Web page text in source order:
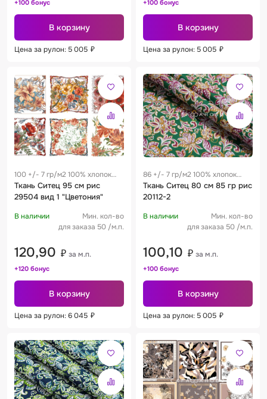
+100 бонус
В корзину
Цена за рулон: 5 005 ₽
+100 бонус
В корзину
Цена за рулон: 5 005 ₽
100 +/- 7 гр/м2 100% хлопок
0.19 м
Ткань Ситец 95 см рис
29504 вид 1 "Цветония"
В наличии
Мин. кол-во
для заказа 50 /м.п.
120,90 ₽ за м.п.
+120 бонус
В корзину
Цена за рулон: 6 045 ₽
86 +/- 7 гр/м2 100% хлопок
0.28 м
Ткань Ситец 80 см 85 гр рис
20112-2
В наличии
Мин. кол-во
для заказа 50 /м.п.
100,10 ₽ за м.п.
+100 бонус
В корзину
Цена за рулон: 5 005 ₽